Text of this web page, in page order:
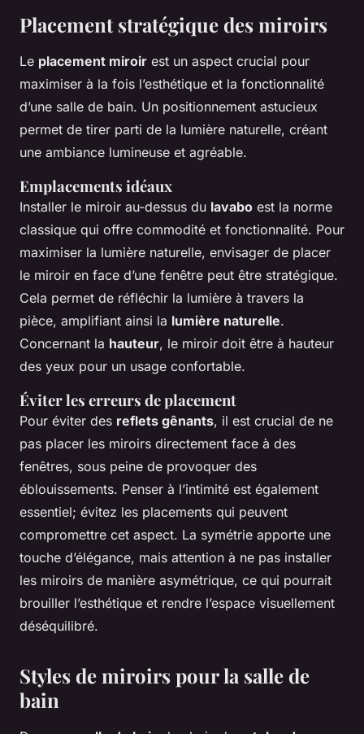
Placement stratégique des miroirs
Le placement miroir est un aspect crucial pour
maximiser à la fois l’esthétique et la fonctionnalité
d’une salle de bain. Un positionnement astucieux
permet de tirer parti de la lumière naturelle, créant
une ambiance lumineuse et agréable.
Emplacements idéaux
Installer le miroir au-dessus du lavabo est la norme
classique qui offre commodité et fonctionnalité. Pour
maximiser la lumière naturelle, envisager de placer
le miroir en face d’une fenêtre peut être stratégique.
Cela permet de réfléchir la lumière à travers la
pièce, amplifiant ainsi la lumière naturelle.
Concernant la hauteur, le miroir doit être à hauteur
des yeux pour un usage confortable.
Éviter les erreurs de placement
Pour éviter des reflets gênants, il est crucial de ne
pas placer les miroirs directement face à des
fenêtres, sous peine de provoquer des
éblouissements. Penser à l’intimité est également
essentiel; évitez les placements qui peuvent
compromettre cet aspect. La symétrie apporte une
touche d’élégance, mais attention à ne pas installer
les miroirs de manière asymétrique, ce qui pourrait
brouiller l’esthétique et rendre l’espace visuellement
déséquilibré.
Styles de miroirs pour la salle de
bain